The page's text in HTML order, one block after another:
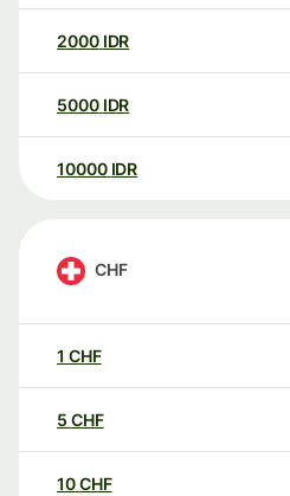
2000 IDR
5000 IDR
10000 IDR
CHF
1 CHF
5 CHF
10CHF